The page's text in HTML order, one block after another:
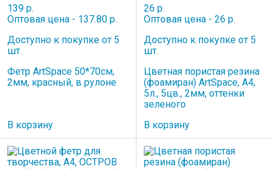
139 р.
Оптовая цена - 137.80 р.
Доступно к покупке от 5
шт.
Фетр ArtSpace 50*70см,
2мм, красный, в рулоне
В корзину
26 р.
Оптовая цена - 26 р.
Доступно к покупке от 5
шт.
Цветная пористая резина
(фоамиран) ArtSpace, А4,
5л., 5цв., 2мм, оттенки
зеленого
В корзину